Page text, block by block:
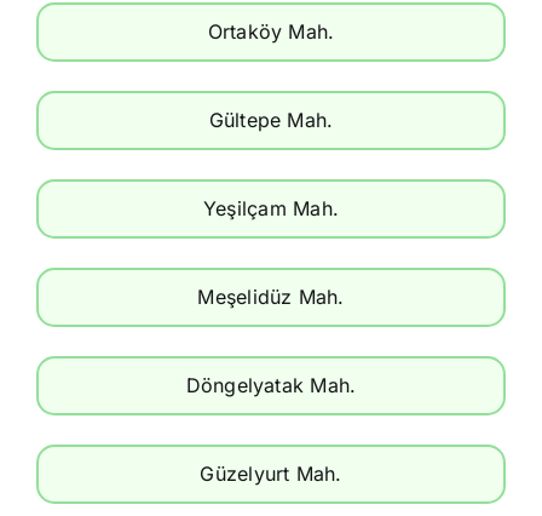
Ortaköy Mah.
Gültepe Mah.
Yeşilçam Mah.
Meşelidüz Mah.
Döngelyatak Mah.
Güzelyurt Mah.